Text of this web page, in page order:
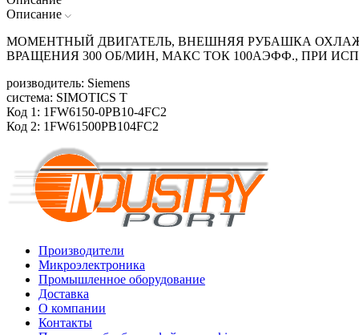
Описание
МОМЕНТНЫЙ ДВИГАТЕЛЬ, ВНЕШНЯЯ РУБАШКА
ВРАЩЕНИЯ 300 ОБ/МИН, МАКС ТОК 100АЭФФ., ПРИ
роизводитель: Siemens
система: SIMOTICS T
Код 1: 1FW6150-0PB10-4FC2
Код 2: 1FW61500PB104FC2
Производители
Микроэлектроника
Промышленное оборудование
Доставка
О компании
Контакты